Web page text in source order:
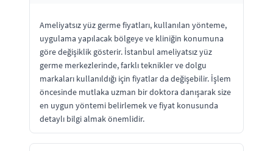
Ameliyatsız yüz germe fiyatları, kullanılan yönteme,
uygulama yapılacak bölgeye ve kliniğin konumuna
göre değişiklik gösterir. İstanbul ameliyatsız yüz
germe merkezlerinde, farklı teknikler ve dolgu
markaları kullanıldığı için fiyatlar da değişebilir. İşlem
öncesinde mutlaka uzman bir doktora danışarak size
en uygun yöntemi belirlemek ve fiyat konusunda
detaylı bilgi almak önemlidir.